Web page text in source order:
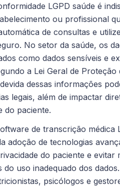
LGPD saúde é
ou profissional
de consultas e
No setor da saúde, os
como dados sensíveis e
a Lei Geral de Proteção
dessas informações
legais, além de impactar
do paciente.
de transcrição médica
adoção de tecnologias
do paciente e evitar
do uso inadequado dos
psicólogos e